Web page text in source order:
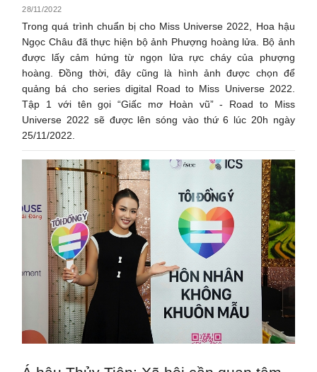
28/11/2022
Trong quá trình chuẩn bị cho Miss Universe 2022, Hoa hậu
Ngọc Châu đã thực hiện bộ ảnh Phượng hoàng lửa. Bộ ảnh
được lấy cảm hứng từ ngọn lửa rực cháy của phượng
hoàng. Đồng thời, đây cũng là hình ảnh được chọn để
quảng bá cho series digital Road to Miss Universe 2022.
Tập 1 với tên gọi “Giấc mơ Hoàn vũ” - Road to Miss
Universe 2022 sẽ được lên sóng vào thứ 6 lúc 20h ngày
25/11/2022.